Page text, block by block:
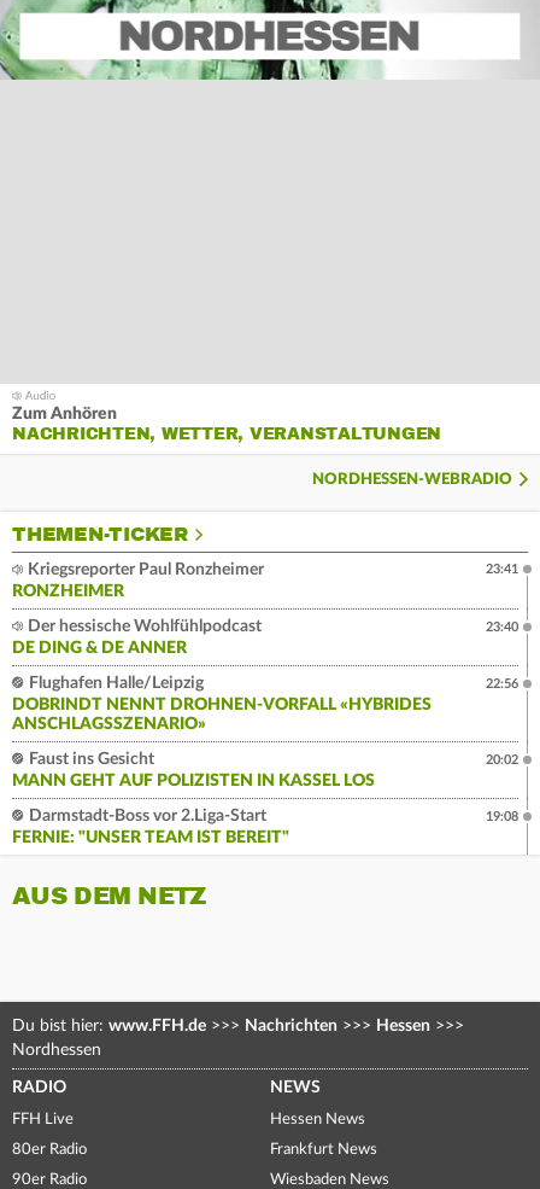
Zum Anhören
NACHRICHTEN, WETTER, VERANSTALTUNGEN
NORDHESSEN-WEBRADIO
THEMEN-TICKER
Kriegsreporter Paul Ronzheimer
RONZHEIMER
23:41
Der hessische Wohlfühlpodcast
DE DING & DE ANNER
23:40
Flughafen Halle/Leipzig
DOBRINDT NENNT DROHNEN-VORFALL «HYBRIDES
ANSCHLAGSSZENARIO»
22:56
Faust ins Gesicht
MANN GEHT AUF POLIZISTEN IN KASSEL LOS
20:02
Darmstadt-Boss vor 2.Liga-Start
FERNIE: "UNSER TEAM IST BEREIT"
19:08
AUS DEM NETZ
Du bist hier: www.FFH.de >>> Nachrichten >>> Hessen >>>
Nordhessen
RADIO
FFH Live
80er Radio
90er Radio
NEWS
Hessen News
Frankfurt News
Wiesbaden News